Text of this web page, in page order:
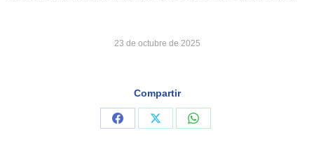
23 de octubre de 2025
Compartir
Share
Share
Share